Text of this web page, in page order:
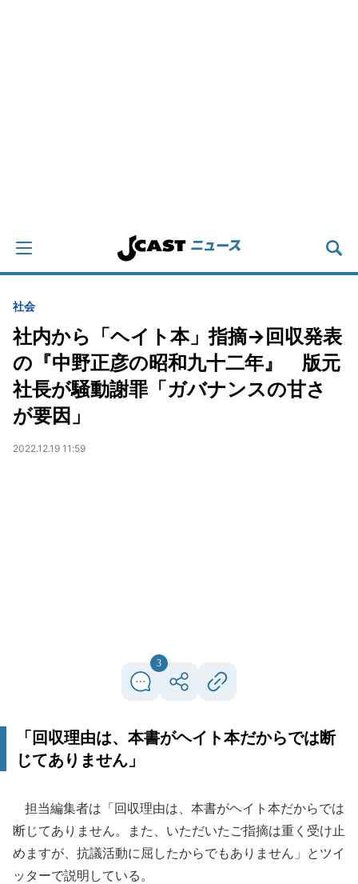
社会
社内から「ヘイト本」指摘→回収発表
の『中野正彦の昭和九十二年』 版元
社長が騒動謝罪「ガバナンスの甘さ
が要因」
2022.12.19 11:59
3
「回収理由は、本書がヘイト本だからでは断
じてありません」
担当編集者は「回収理由は、本書がヘイト本だからでは
断じてありません。また、いただいたご指摘は重く受け止
めますが、抗議活動に屈したからでもありません」とツイ
ッターで説明している。